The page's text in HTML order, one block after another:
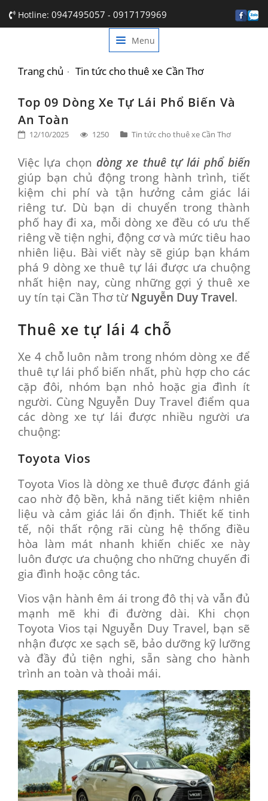
Hotline: 0947495057 - 0917179969
Menu
GIỚI THIỆU
DỊCH VỤ
BẢNG GIÁ
LIÊN HỆ
Trang chủ Tin tức cho thuê xe Cần Thơ
Top 09 Dòng Xe Tự Lái Phổ Biến Và
An Toàn
12/10/2025 1250 Tin tức cho thuê xe Cần Thơ
Việc lựa chọn dòng xe thuê tự lái phổ biến
giúp bạn chủ động trong hành trình, tiết
kiệm chi phí và tận hưởng cảm giác lái
riêng tư. Dù bạn di chuyển trong thành
phố hay đi xa, mỗi dòng xe đều có ưu thế
riêng về tiện nghi, động cơ và mức tiêu hao
nhiên liệu. Bài viết này sẽ giúp bạn khám
phá 9 dòng xe thuê tự lái được ưa chuộng
nhất hiện nay, cùng những gợi ý thuê xe
uy tín tại Cần Thơ từ Nguyễn Duy Travel.
Thuê xe tự lái 4 chỗ
Xe 4 chỗ luôn nằm trong nhóm dòng xe để
thuê tự lái phổ biến nhất, phù hợp cho các
cặp đôi, nhóm bạn nhỏ hoặc gia đình ít
người. Cùng Nguyễn Duy Travel điểm qua
các dòng xe tự lái được nhiều người ưa
chuộng:
Toyota Vios
Toyota Vios là dòng xe thuê được đánh giá
cao nhờ độ bền, khả năng tiết kiệm nhiên
liệu và cảm giác lái ổn định. Thiết kế tinh
tế, nội thất rộng rãi cùng hệ thống điều
hòa làm mát nhanh khiến chiếc xe này
luôn được ưa chuộng cho những chuyến đi
gia đình hoặc công tác.
Vios vận hành êm ái trong đô thị và vẫn đủ
mạnh mẽ khi đi đường dài. Khi chọn
Toyota Vios tại Nguyễn Duy Travel, bạn sẽ
nhận được xe sạch sẽ, bảo dưỡng kỹ lưỡng
và đầy đủ tiện nghi, sẵn sàng cho hành
trình an toàn và thoải mái.